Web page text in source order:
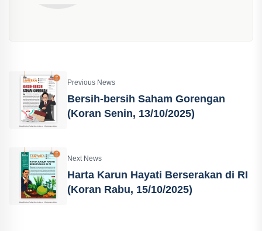
Previous News
Bersih-bersih Saham Gorengan
(Koran Senin, 13/10/2025)
Next News
Harta Karun Hayati Berserakan di RI
(Koran Rabu, 15/10/2025)